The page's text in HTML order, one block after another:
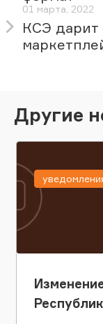
01 марта, 2022
КСЭ дарит
Другие